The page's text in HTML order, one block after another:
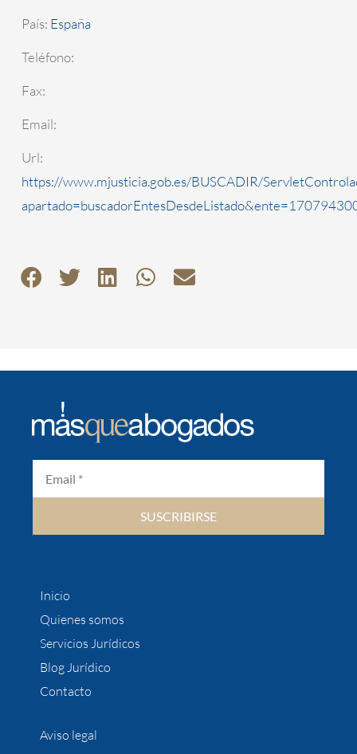
País: España
Teléfono:
Fax:
Email:
Url:
https://www.mjusticia.gob.es/BUSCADIR/
SUSCRIBIRSE
Inicio
Quienes somos
Servicios Jurídicos
Blog Jurídico
Contacto
Aviso legal